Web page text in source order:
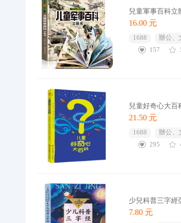
兒童軍事百科立
16.00 元
1688 辦公、
157
兒童好奇心大
21.50 元
1688 辦公、
295
少兒科普三字經
7.80 元